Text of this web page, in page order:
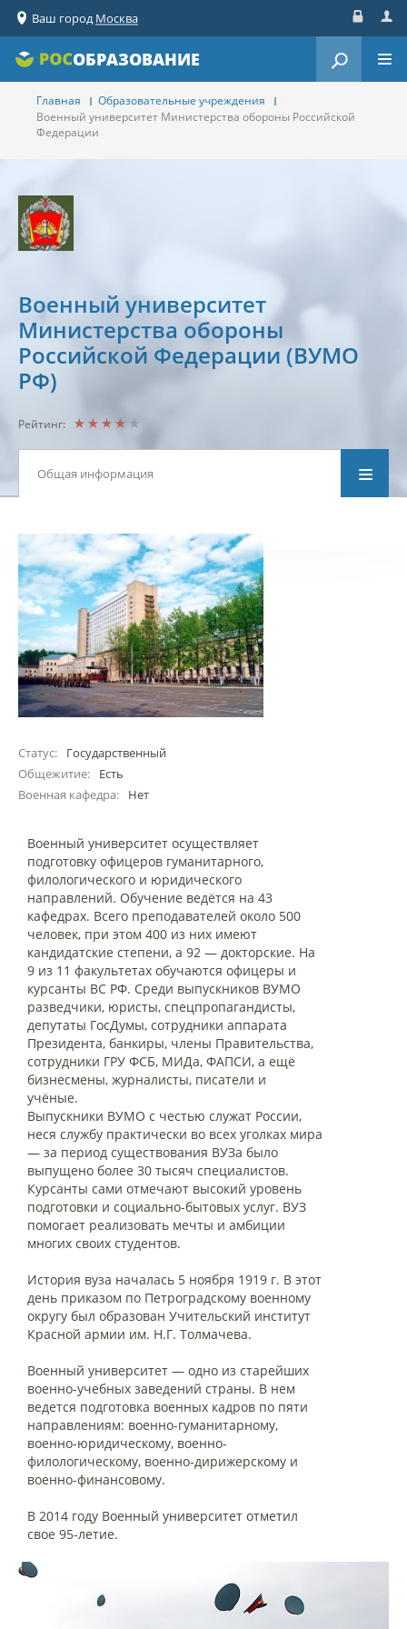
Ваш городМосква
ОБРАЗОВАНИЕ
Главная
Образовательные учреждения
Военный университет Министерства обороны Российской
Федерации
Военный университет
Министерства обороны
Российской Федерации (ВУМО
РФ)
Рейтинг:
Общая информация
Статус:
Государственный
Общежитие:
Есть
Военная кафедра:
Нет
Военный университет осуществляет
подготовку офицеров гуманитарного,
филологического и юридического
направлений. Обучение ведётся на 43
кафедрах. Всего преподавателей около 500
человек, при этом 400 из них имеют
кандидатские степени, а 92 — докторские. На
9 из 11 факультетах обучаются офицеры и
курсанты ВС РФ. Среди выпускников ВУМО
разведчики, юристы, спецпропагандисты,
депутаты ГосДумы, сотрудники аппарата
Президента, банкиры, члены Правительства,
сотрудники ГРУ ФСБ, МИДа, ФАПСИ, а ещё
бизнесмены, журналисты, писатели и
учёные.
Выпускники ВУМО с честью служат России,
неся службу практически во всех уголках мира
— за период существования ВУЗа было
выпущено более 30 тысяч специалистов.
Курсанты сами отмечают высокий уровень
подготовки и социально-бытовых услуг. ВУЗ
помогает реализовать мечты и амбиции
многих своих студентов.
История вуза началась 5 ноября 1919 г. В этот
день приказом по Петроградскому военному
округу был образован Учительский институт
Красной армии им. Н.Г. Толмачева.
Военный университет — одно из старейших
военно-учебных заведений страны. В нем
ведется подготовка военных кадров по пяти
направлениям: военно-гуманитарному,
военно-юридическому, военно-
филологическому, военно-дирижерскому и
военно-финансовому.
В 2014 году Военный университет отметил
свое 95-летие.